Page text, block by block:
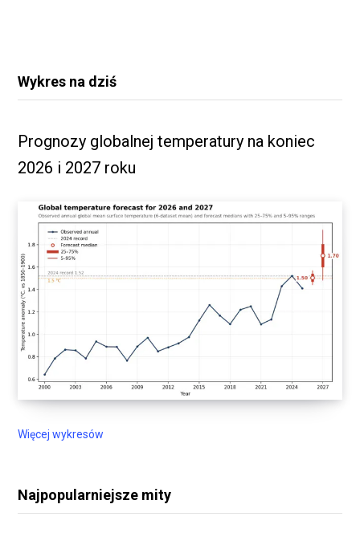
Wykres na dziś
Prognozy globalnej temperatury na koniec
2026 i 2027 roku
Więcej wykresów
Najpopularniejsze mity